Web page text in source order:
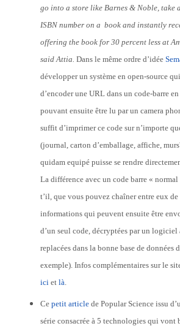
go into a store like Barnes & Noble, take
ISBN number on a book and instantly
offering the book for 30 percent less at
said Attia. Dans le même ordre d’idée
développer un système en open-source
d’encoder une URL dans un code-barre
pouvant ensuite être lu par un camera
suffit d’imprimer ce code sur n’importe
(journal, carton d’emballage, affiche,
quidam equipé puisse se rendre
La différence avec un code barre « normal
t’il, que vous pouvez chaîner entre eux
informations qui peuvent ensuite être
d’un seul code, décryptées par un logiciel
replacées dans la bonne base de données
exemple). Infos complémentaires sur le
iciet là.
Ce petit articlede Popular Science issu
série consacrée à 5 technologies qui vont